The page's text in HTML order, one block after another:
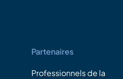
Partenaires
Professionnels de la